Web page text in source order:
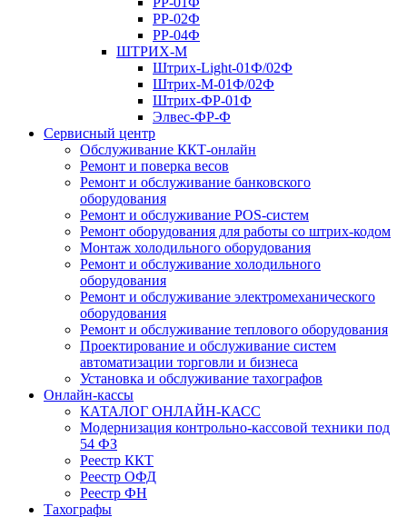
РР-02Ф
РР-04Ф
ШТРИХ-М
Штрих-Light-01Ф/02Ф
Штрих-М-01Ф/02Ф
Штрих-ФР-01Ф
Элвес-ФР-Ф
Сервисный центр
Обслуживание ККТ-онлайн
Ремонт и поверка весов
Ремонт и обслуживание банковского
оборудования
Ремонт и обслуживание POS-систем
Ремонт оборудования для работы со штрих-кодом
Монтаж холодильного оборудования
Ремонт и обслуживание холодильного
оборудования
Ремонт и обслуживание электромеханического
оборудования
Ремонт и обслуживание теплового оборудования
Проектирование и обслуживание систем
автоматизации торговли и бизнеса
Установка и обслуживание тахографов
Онлайн-кассы
КАТАЛОГ ОНЛАЙН-КАСС
Модернизация контрольно-кассовой техники под
54 ФЗ
Реестр ККТ
Реестр ОФД
Реестр ФН
Тахографы